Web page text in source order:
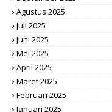
Agustus 2025
Juli 2025
Juni 2025
Mei 2025
April 2025
Maret 2025
Februari 2025
Januari 2025